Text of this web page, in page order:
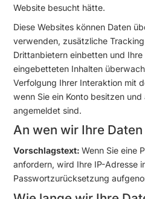
Website besucht hätte.
Diese Websites können Daten
verwenden, zusätzliche
Drittanbietern einbetten und
eingebetteten Inhalten
Verfolgung Ihrer Interaktion mit
wenn Sie ein Konto besitzen
angemeldet sind.
An wen wir Ihre
Vorschlagstext:Wenn Sie eine
anfordern, wird Ihre IP-Adresse
Passwortzurücksetzung